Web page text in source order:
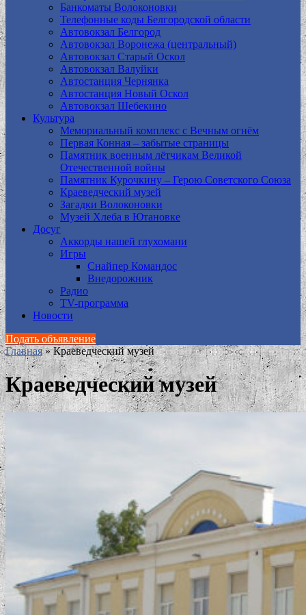
Банкоматы Волоконовки
Телефонные коды Белгородской области
Автовокзал Белгород
Автовокзал Воронежа (центральный)
Автовокзал Старый Оскол
Автовокзал Валуйки
Автостанция Чернянка
Автостанция Новый Оскол
Автовокзал Шебекино
Культура
Мемориальный комплекс с Вечным огнём
Первая Конная – забытые страницы
Памятник военным лётчикам Великой
Отечественной войны
Памятник Курочкину – Герою Советского Союза
Краеведческий музей
Загадки Волоконовки
Музей Хлеба в Ютановке
Досуг
Аккорды нашей глухомани
Игры
Снайпер Командос
Внедорожник
Радио
TV-программа
Новости
Подать объявление
Главная » Краеведческий музей
Краеведческий музей